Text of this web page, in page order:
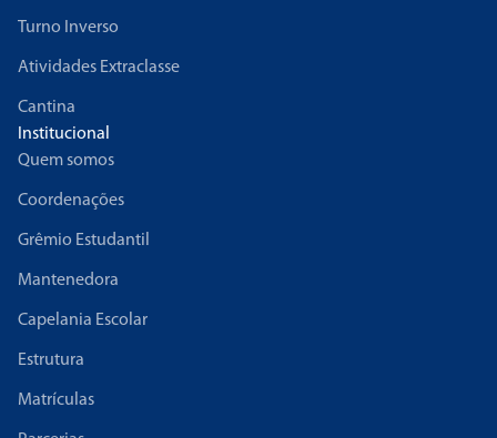
Turno Inverso
Atividades Extraclasse
Cantina
Institucional
Quem somos
Coordenações
Grêmio Estudantil
Mantenedora
Capelania Escolar
Estrutura
Matrículas